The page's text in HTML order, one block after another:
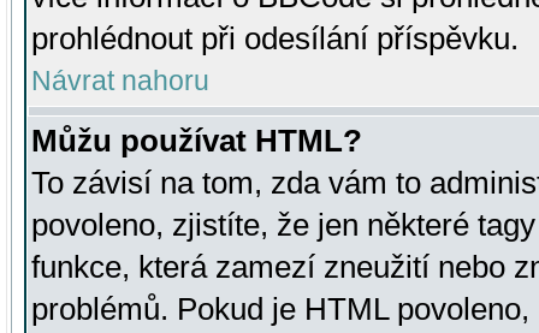
prohlédnout při odesílání příspěvku.
Návrat nahoru
Můžu používat HTML?
To závisí na tom, zda vám to
povoleno, zjistíte, že jen některé
funkce, která zamezí zneužití nebo
problémů. Pokud je HTML